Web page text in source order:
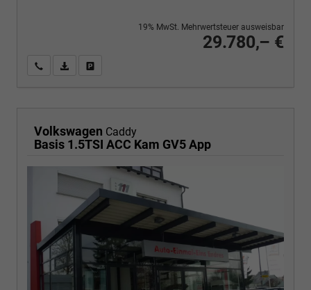
29.780,– €
19% MwSt. Mehrwertsteuer ausweisbar
Wir rufen Sie anPDF-Fahrzeugexposé drucken
Volkswagen Caddy
Basis 1.5TSI ACC Kam GV5 App